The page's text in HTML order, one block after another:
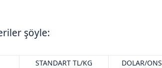
şöyle:
STANDART TL/KG
DOLAR/ONS